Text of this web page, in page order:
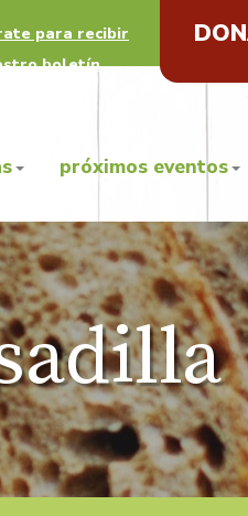
para recibir
boletín
próximos eventos